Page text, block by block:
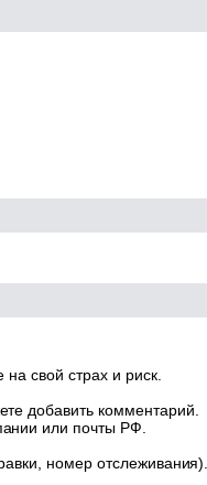
свой страх и риск.
добавить комментарий.
или почты РФ.
номер отслеживания).